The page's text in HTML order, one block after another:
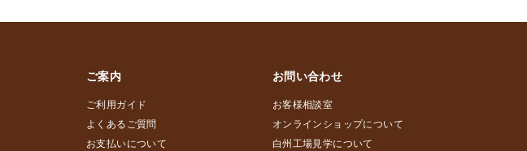
ご案内
ご利用ガイド
よくあるご質問
お支払いについて
お問い合わせ
お客様相談室
オンラインショップについて
白州工場見学について